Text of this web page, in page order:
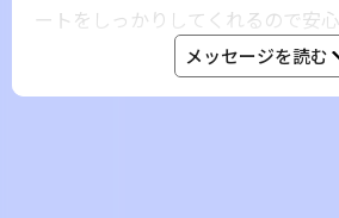
ートをしっかりしてくれるので安心